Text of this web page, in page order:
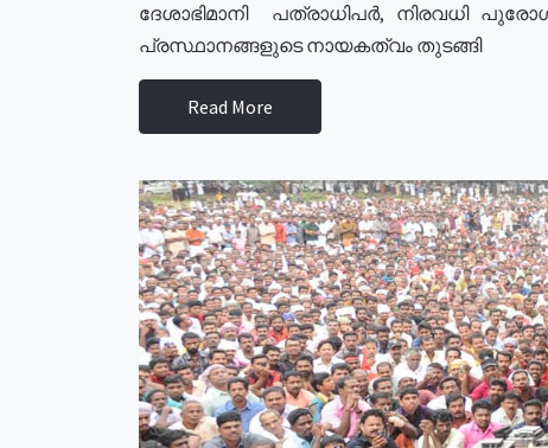
ദേശാഭിമാനി പത്രാധിപർ, നിരവധി
പ്രസ്ഥാനങ്ങളുടെ നായകത്വം തുടങ്ങി
Read More